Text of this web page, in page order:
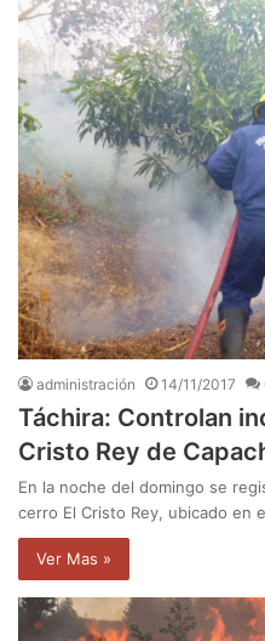
administración 14/11/2017
Táchira: Controlan
Cristo Rey de
En la noche del domingo se
cerro El Cristo Rey, ubicado en
Ver Mas »